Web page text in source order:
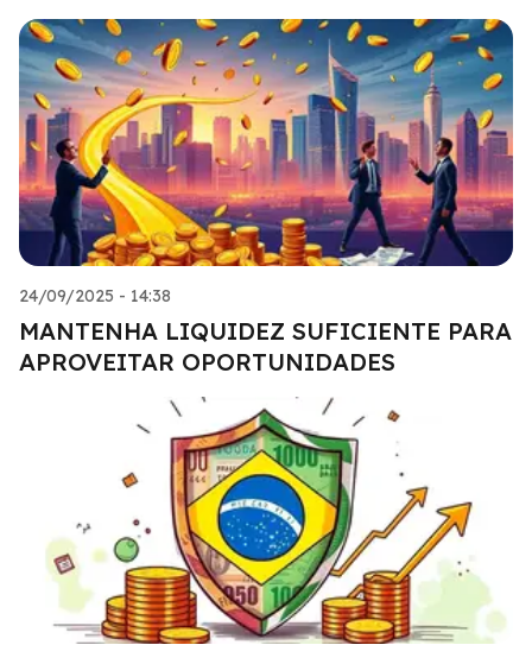
24/09/2025 - 14:38
MANTENHA LIQUIDEZ SUFICIENTE PARA
APROVEITAR OPORTUNIDADES